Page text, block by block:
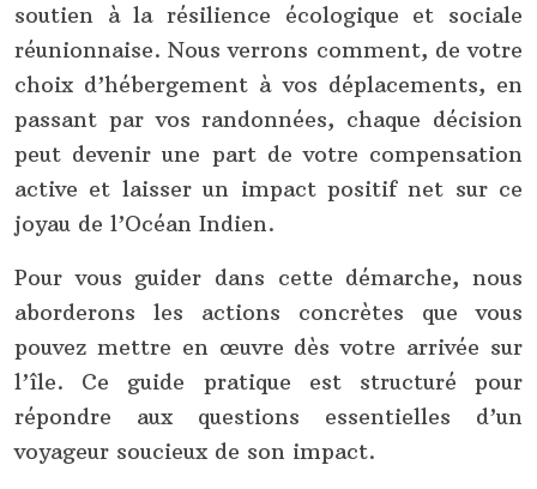
soutien à la résilience écologique et sociale
réunionnaise. Nous verrons comment, de votre
choix d’hébergement à vos déplacements, en
passant par vos randonnées, chaque décision
peut devenir une part de votre compensation
active et laisser un impact positif net sur ce
joyau de l’Océan Indien.
Pour vous guider dans cette démarche, nous
aborderons les actions concrètes que vous
pouvez mettre en œuvre dès votre arrivée sur
l’île. Ce guide pratique est structuré pour
répondre aux questions essentielles d’un
voyageur soucieux de son impact.